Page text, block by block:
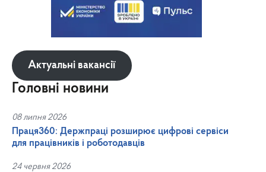
Актуальні вакансії
Головні новини
08 липня 2026
Праця360: Держпраці розширює цифрові сервіси
для працівників і роботодавців
24 червня 2026